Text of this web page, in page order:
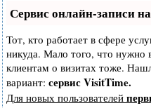
Сервис онлайн-записи
Тот, кто работает в сфере
никуда. Мало того, что нужно
клиентам о визитах тоже.
вариант: сервис VisitTime.
Для новых пользователей